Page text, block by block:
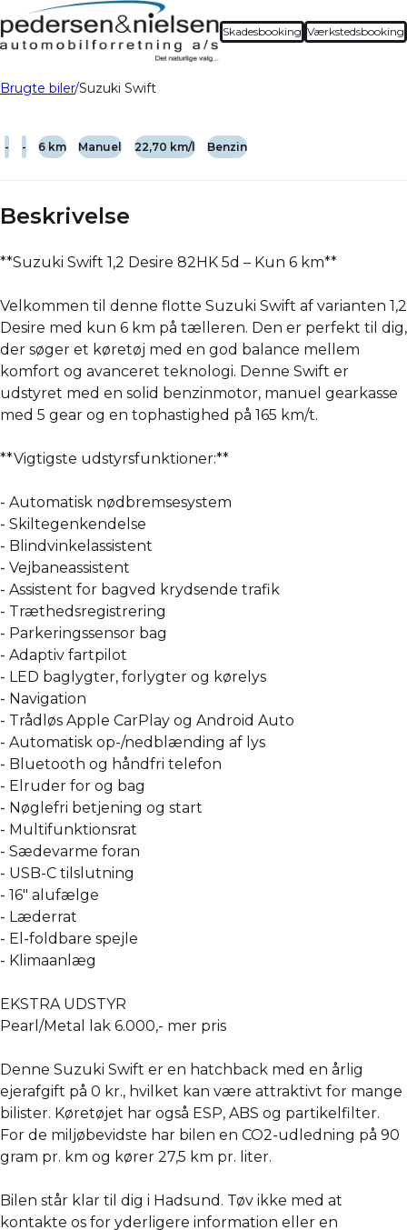
Skadesbooking Værkstedsbooking
Brugte biler Suzuki Swift
- - 6 km Manuel 22,70 km/l Benzin
Beskrivelse
**Suzuki Swift 1,2 Desire 82HK 5d – Kun 6 km**
Velkommen til denne flotte Suzuki Swift af varianten 1,2
Desire med kun 6 km på tælleren. Den er perfekt til dig,
der søger et køretøj med en god balance mellem
komfort og avanceret teknologi. Denne Swift er
udstyret med en solid benzinmotor, manuel gearkasse
med 5 gear og en tophastighed på 165 km/t.
**Vigtigste udstyrsfunktioner:**
- Automatisk nødbremsesystem
- Skiltegenkendelse
- Blindvinkelassistent
- Vejbaneassistent
- Assistent for bagved krydsende trafik
- Træthedsregistrering
- Parkeringssensor bag
- Adaptiv fartpilot
- LED baglygter, forlygter og kørelys
- Navigation
- Trådløs Apple CarPlay og Android Auto
- Automatisk op-/nedblænding af lys
- Bluetooth og håndfri telefon
- Elruder for og bag
- Nøglefri betjening og start
- Multifunktionsrat
- Sædevarme foran
- USB-C tilslutning
- 16" alufælge
- Læderrat
- El-foldbare spejle
- Klimaanlæg
EKSTRA UDSTYR
Pearl/Metal lak 6.000,- mer pris
Denne Suzuki Swift er en hatchback med en årlig
ejerafgift på 0 kr., hvilket kan være attraktivt for mange
bilister. Køretøjet har også ESP, ABS og partikelfilter.
For de miljøbevidste har bilen en CO2-udledning på 90
gram pr. km og kører 27,5 km pr. liter.
Bilen står klar til dig i Hadsund. Tøv ikke med at
kontakte os for yderligere information eller en